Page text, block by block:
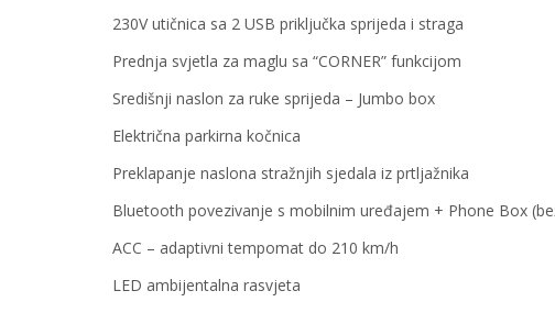
230V utičnica sa 2 USB priključka sprijeda i straga
Prednja svjetla za maglu sa “CORNER” funkcijom
Središnji naslon za ruke sprijeda – Jumbo box
Električna parkirna kočnica
Preklapanje naslona stražnjih sjedala iz prtljažnika
Bluetooth povezivanje s mobilnim uređajem + Phone Box
ACC – adaptivni tempomat do 210 km/h
LED ambijentalna rasvjeta